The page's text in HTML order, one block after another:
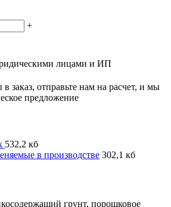
+
лицами и ИП
заказ, отправьте нам на расчет, и мы
предложение
532,2 кб
в производстве 302,1 кб
грунт, порошковое